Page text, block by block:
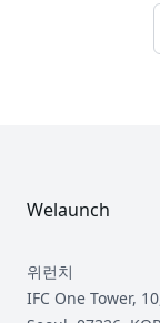
Welaunch
위런치
IFC One Tower,